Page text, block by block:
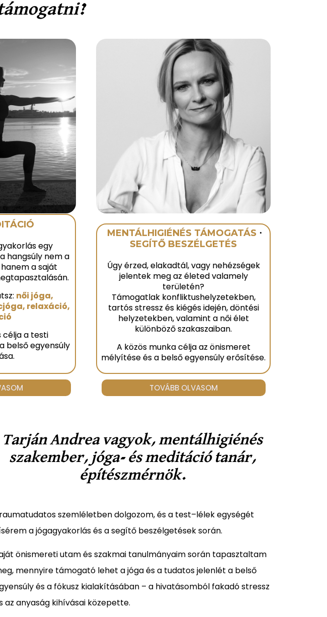
egy
hangsúly nem a
a saját
női jóga,
relaxáció,
célja a testi
belső egyensúly
MENTÁLHIGIÉNÉS TÁMOGATÁS ⋅
SEGÍTŐ BESZÉLGETÉS
Úgy érzed, elakadtál, vagy nehézségek
jelentek meg az életed valamely
területén?
Támogatlak konfliktushelyzetekben,
tartós stressz és kiégés idején, döntési
helyzetekben, valamint a női élet
különböző szakaszaiban.
A közös munka célja az önismeret
mélyítése és a belső egyensúly erősítése.
TOVÁBB OLVASOM
Tarján Andrea vagyok, mentálhigiénés
szakember, jóga- és meditáció tanár,
építészmérnök.
szemléletben dolgozom, és a test–lélek egységét
a jógagyakorlás és a segítő beszélgetések során.
önismereti utam és szakmai tanulmányaim során tapasztaltam
mennyire támogató lehet a jóga és a tudatos jelenlét a belső
és a fókusz kialakításában – a hivatásomból fakadó stressz
az anyaság kihívásai közepette.